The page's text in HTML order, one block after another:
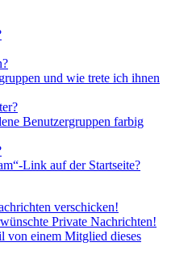
und wie trete ich ihnen
Benutzergruppen farbig
Link auf der Startseite?
verschicken!
Private Nachrichten!
von einem Mitglied dieses